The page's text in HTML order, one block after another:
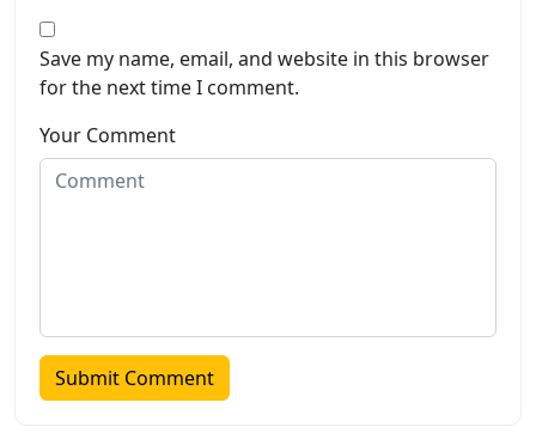
Save my name, email, and website in this browser
for the next time I comment.
Your Comment